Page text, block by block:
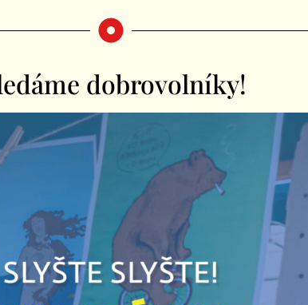
dobrovolníky!